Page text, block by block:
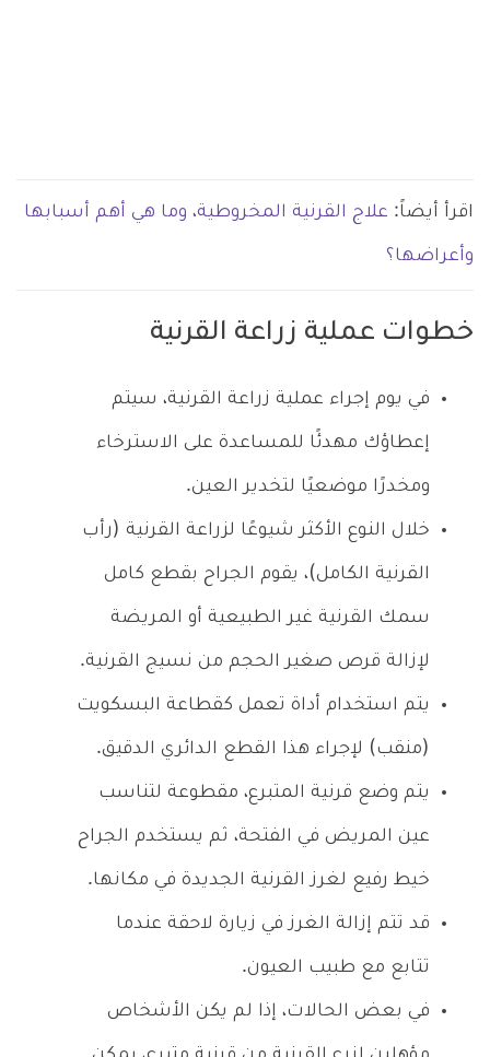
اقرأ أيضاً: علاج القرنية المخروطية، وما هي أهم أسبابها
وأعراضها؟
خطوات عملية زراعة القرنية
في يوم إجراء عملية زراعة القرنية، سيتم
إعطاؤك مهدئًا للمساعدة على الاسترخاء
ومخدرًا موضعيًا لتخدير العين.
خلال النوع الأكثر شيوعًا لزراعة القرنية (رأب
القرنية الكامل)، يقوم الجراح بقطع كامل
سمك القرنية غير الطبيعية أو المريضة
لإزالة قرص صغير الحجم من نسيج القرنية.
يتم استخدام أداة تعمل كقطاعة البسكويت
(منقب) لإجراء هذا القطع الدائري الدقيق.
يتم وضع قرنية المتبرع، مقطوعة لتناسب
عين المريض في الفتحة، ثم يستخدم الجراح
خيط رفيع لغرز القرنية الجديدة في مكانها.
قد تتم إزالة الغرز في زيارة لاحقة عندما
تتابع مع طبيب العيون.
في بعض الحالات، إذا لم يكن الأشخاص